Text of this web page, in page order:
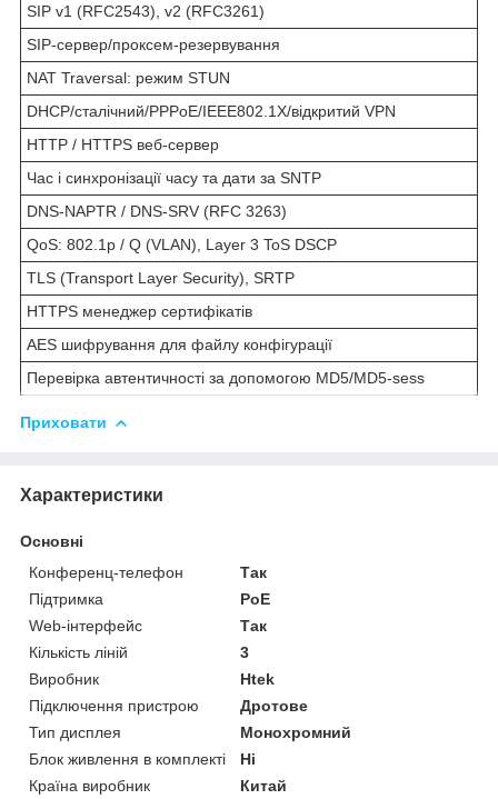
SIP v1 (RFC2543), v2 (RFC3261)
SIP-сервер/проксем-резервування
NAT Traversal: режим STUN
DHCP/сталічний/PPPoE/IEEE802.1X/відкритий VPN
HTTP / HTTPS веб-сервер
Час і синхронізації часу та дати за SNTP
DNS-NAPTR / DNS-SRV (RFC 3263)
QoS: 802.1p / Q (VLAN), Layer 3 ToS DSCP
TLS (Transport Layer Security), SRTP
HTTPS менеджер сертифікатів
AES шифрування для файлу конфігурації
Перевірка автентичності за допомогою MD5/MD5-sess
Приховати
Характеристики
Основні
Конференц-телефон
Так
Підтримка
PoE
Web-інтерфейс
Так
Кількість ліній
3
Виробник
Htek
Підключення пристрою
Дротове
Тип дисплея
Монохромний
Блок живлення в комплекті
Ні
Країна виробник
Китай